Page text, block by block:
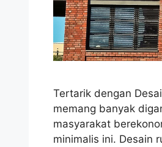
Tertarik dengan
memang banyak
masyarakat
minimalis ini. Desain